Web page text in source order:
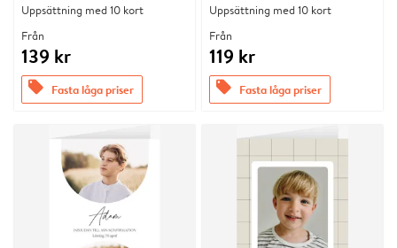
Uppsättning med 10 kort
Från
139 kr
offers Fasta låga priser
Uppsättning med 10 kort
Från
119 kr
offers Fasta låga priser